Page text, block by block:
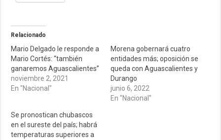
Relacionado
Mario Delgado le responde a
Mario Cortés: “también
ganaremos Aguascalientes”
noviembre 2, 2021
En "Nacional"
Morena gobernará cuatro
entidades más; oposición se
queda con Aguascalientes y
Durango
junio 6, 2022
En "Nacional"
Se pronostican chubascos
en el sureste del país; habrá
temperaturas superiores a